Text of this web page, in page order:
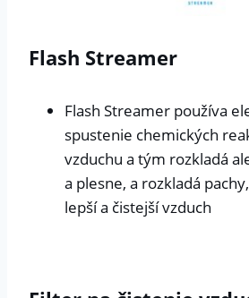
Flash Streamer
Flash Streamer používa
spustenie chemických
vzduchu a tým rozkladá
a plesne, a rozkladá
lepší a čistejší vzduch